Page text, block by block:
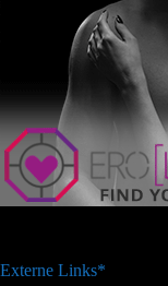
Externe Links*